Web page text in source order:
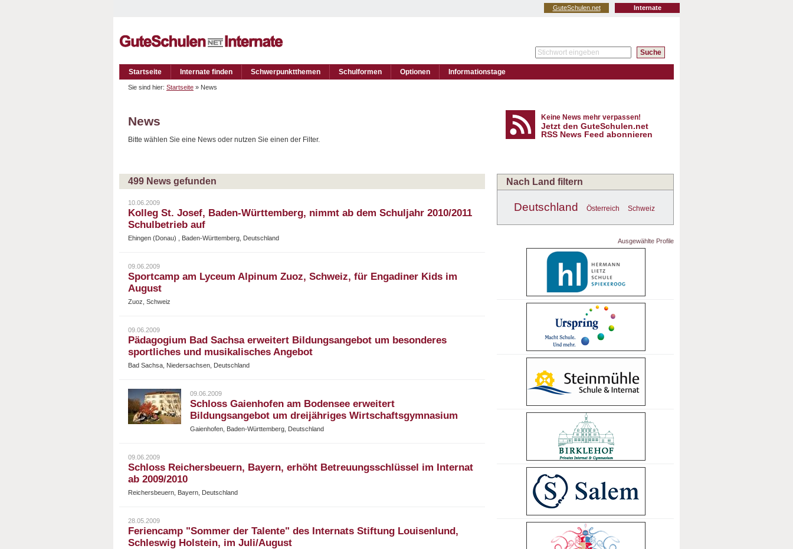
Internate
GuteSchulen.net
Startseite Internate finden Schwerpunktthemen Schulformen Optionen Informationstage
Sie sind hier: Startseite » News
News
Bitte wählen Sie eine News oder nutzen Sie einen der Filter.
Keine News mehr verpassen!
Jetzt den GuteSchulen.net
RSS News Feed abonnieren
499 News gefunden
10.06.2009
Kolleg St. Josef, Baden-Württemberg, nimmt ab dem Schuljahr 2010/2011
Schulbetrieb auf
Ehingen (Donau) , Baden-Württemberg, Deutschland
09.06.2009
Sportcamp am Lyceum Alpinum Zuoz, Schweiz, für Engadiner Kids im
August
Zuoz, Schweiz
09.06.2009
Pädagogium Bad Sachsa erweitert Bildungsangebot um besonderes
sportliches und musikalisches Angebot
Bad Sachsa, Niedersachsen, Deutschland
09.06.2009
Schloss Gaienhofen am Bodensee erweitert
Bildungsangebot um dreijähriges Wirtschaftsgymnasium
Gaienhofen, Baden-Württemberg, Deutschland
09.06.2009
Schloss Reichersbeuern, Bayern, erhöht Betreuungsschlüssel im Internat
ab 2009/2010
Reichersbeuern, Bayern, Deutschland
28.05.2009
Feriencamp "Sommer der Talente" des Internats Stiftung Louisenlund,
Schleswig Holstein, im Juli/August
Nach Land filtern
Deutschland Österreich Schweiz
Ausgewählte Profile